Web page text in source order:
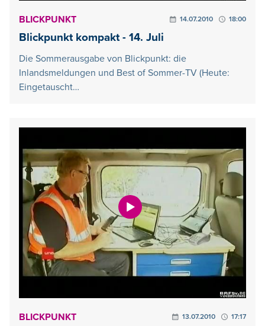
BLICKPUNKT 14.07.2010 18:00
Blickpunkt kompakt - 14. Juli
Die Sommerausgabe von Blickpunkt: die
Inlandsmeldungen und Best of Sommer-TV (Heute:
Eingetauscht…
BLICKPUNKT 13.07.2010 17:17